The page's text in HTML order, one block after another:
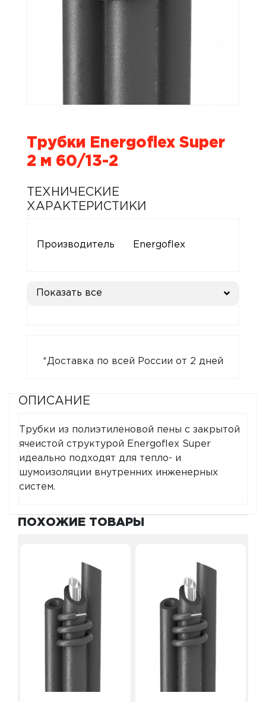
Трубки Energoflex Super
2 м 60/13-2
ТЕХНИЧЕСКИЕ
ХАРАКТЕРИСТИКИ
Производитель Energoflex
Показать все
*Доставка по всей России от 2 дней
ОПИСАНИЕ
Трубки из полиэтиленовой пены с закрытой
ячеистой структурой Energoflex Super
идеально подходят для тепло- и
шумоизоляции внутренних инженерных
систем.
ПОХОЖИЕ ТОВАРЫ